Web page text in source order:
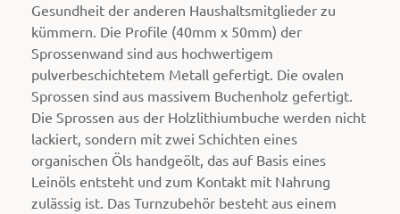
Gesundheit der anderen Haushaltsmitglieder zu
kümmern. Die Profile (40mm x 50mm) der
Sprossenwand sind aus hochwertigem
pulverbeschichtetem Metall gefertigt. Die ovalen
Sprossen sind aus massivem Buchenholz gefertigt.
Die Sprossen aus der Holzlithiumbuche werden nicht
lackiert, sondern mit zwei Schichten eines
organischen Öls handgeölt, das auf Basis eines
Leinöls entsteht und zum Kontakt mit Nahrung
zulässig ist. Das Turnzubehör besteht aus einem